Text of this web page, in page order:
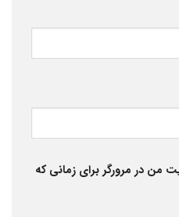
من در مرورگر برای زمانی که